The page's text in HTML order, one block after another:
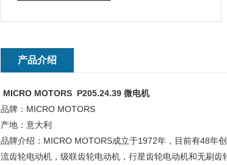
产品介绍
MICRO MOTORS P205.24.39 微电机
品牌：MICRO MOTORS
产地：意大利
品牌介绍：MICRO MOTORS成立于1972年，目前有48年
流齿轮电动机，级联齿轮电动机，行星齿轮电动机和无刷